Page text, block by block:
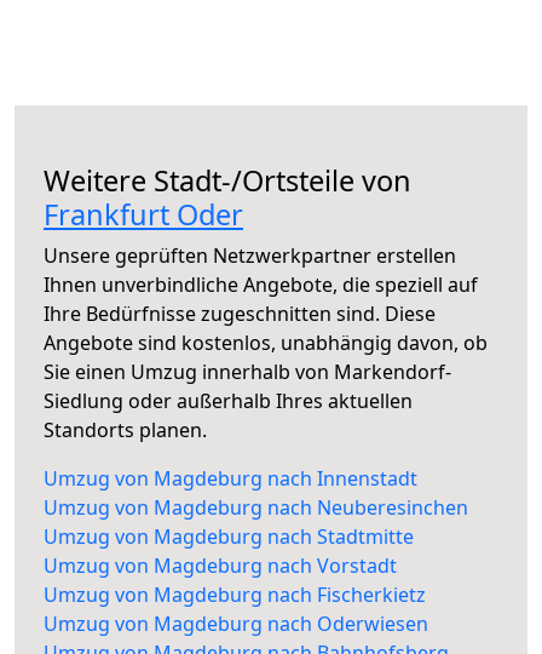
Weitere Stadt-/Ortsteile von
Frankfurt Oder
Unsere geprüften Netzwerkpartner erstellen
Ihnen unverbindliche Angebote, die speziell auf
Ihre Bedürfnisse zugeschnitten sind. Diese
Angebote sind kostenlos, unabhängig davon, ob
Sie einen Umzug innerhalb von Markendorf-
Siedlung oder außerhalb Ihres aktuellen
Standorts planen.
Umzug von Magdeburg nach Innenstadt
Umzug von Magdeburg nach Neuberesinchen
Umzug von Magdeburg nach Stadtmitte
Umzug von Magdeburg nach Vorstadt
Umzug von Magdeburg nach Fischerkietz
Umzug von Magdeburg nach Oderwiesen